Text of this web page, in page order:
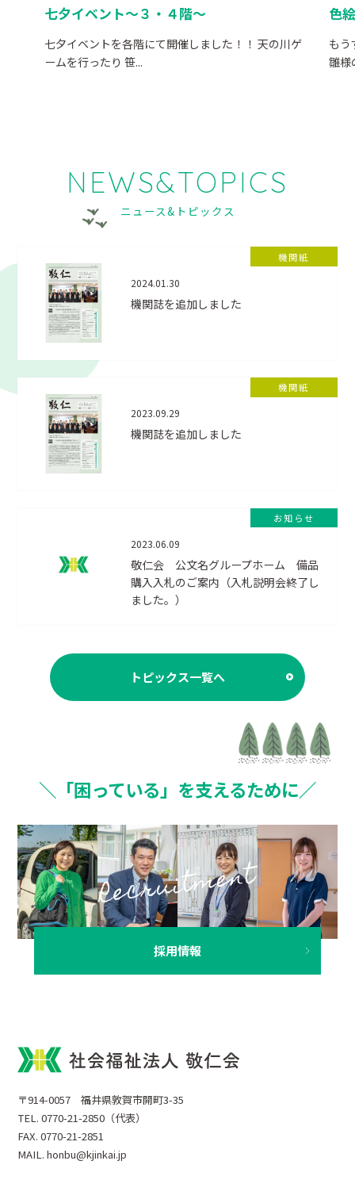
七夕イベント～３・４階～
七夕イベントを各階にて開催しました！！ 天の川ゲ
ームを行ったり 笹...
色
もう
雛様
NEWS&TOPICS
ニュース&トピックス
機関紙
2024.01.30
機関誌を追加しました
機関紙
2023.09.29
機関誌を追加しました
お知らせ
2023.06.09
敬仁会 公文名グループホーム 備品
購入入札のご案内（入札説明会終了し
ました。）
トピックス一覧へ
＼「困っている」を支えるために／
採用情報
〒914-0057 福井県敦賀市開町3-35
TEL. 0770-21-2850（代表）
FAX. 0770-21-2851
MAIL. honbu@kjinkai.jp